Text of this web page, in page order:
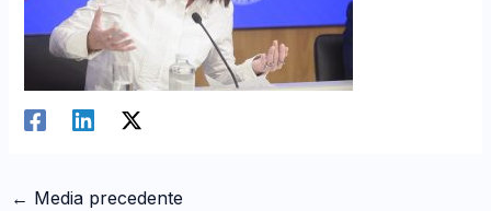
← Media precedente